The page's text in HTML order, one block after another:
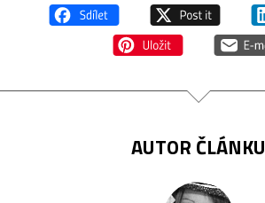
AUTOR ČLÁNKU